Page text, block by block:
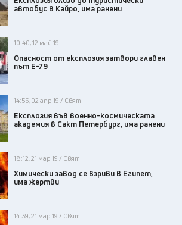
автобус в Кайро, има ранени
10:40, 12 май 19
Опасност от експлозия затвори главен
път Е-79
14:56, 02 апр 19 / Свят
Експлозия във военно-космическата
академия в Сакт Петербург, има ранени
18:12, 21 мар 19 / Свят
Химически завод се взриви в Египет,
има жертви
14:39, 21 мар 19 / Свят